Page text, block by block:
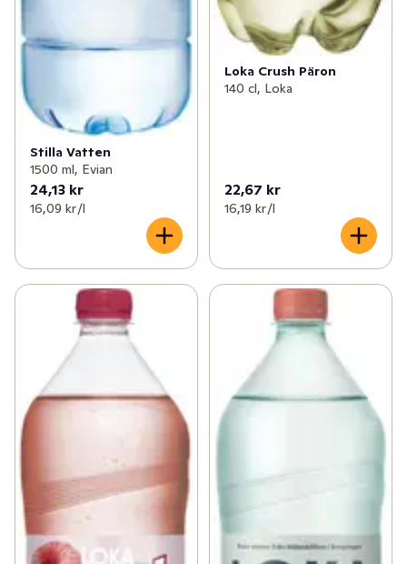
Stilla Vatten
1500 ml, Evian
24,13 kr
16,09 kr /l
Loka Crush Päron
140 cl, Loka
22,67 kr
16,19 kr /l